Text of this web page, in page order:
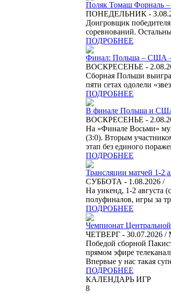
Поляк Томаш Форналь –
ПОНЕДЕЛЬНИК -
Доигровщик
соревнований.
ПОДРОБНЕЕ
Финал: Польша – США –
ВОСКРЕСЕНЬЕ -
Сборная Польши
пяти сетах одолели
ПОДРОБНЕЕ
В финале Польша и
ВОСКРЕСЕНЬЕ -
На «Финале Восьми»
(3:0). Вторым
этап без единого
ПОДРОБНЕЕ
Трансляции матчей 1-2
СУББОТА - 1.08.2026 /
На уикенд, 1-2 августа
полуфиналов, игры за
ПОДРОБНЕЕ
Чемпионат
ЧЕТВЕРГ - 30.07.2026
Победой сборной
прямом эфире
Впервые у нас такая
ПОДРОБНЕЕ
КАЛЕНДАРЬ ИГР
8